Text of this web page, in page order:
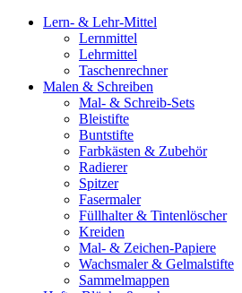
Lern- & Lehr-Mittel
Lernmittel
Lehrmittel
Taschenrechner
Malen & Schreiben
Mal- & Schreib-Sets
Bleistifte
Buntstifte
Farbkästen & Zubehör
Radierer
Spitzer
Fasermaler
Füllhalter & Tintenlöscher
Kreiden
Mal- & Zeichen-Papiere
Wachsmaler & Gelmalstifte
Sammelmappen